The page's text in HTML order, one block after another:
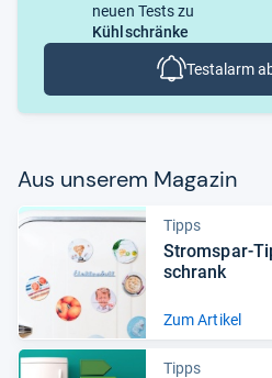
neuen Tests zu
Kühlschränke
Testalarm
Aus unse­rem Maga­zin
Tipps
Strom­spar-​
schrank
Zum Artikel
Tipps